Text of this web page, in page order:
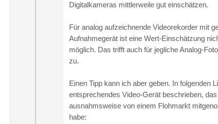
Digitalkameras mittlerweile gut einschätzen.
Für analog aufzeichnende Videorekorder mit
Aufnahmegerät ist eine Wert-Einschätzung
möglich. Das trifft auch für jegliche Analog-
zu.
Einen Tipp kann ich aber geben. In folgenden
entsprechendes Video-Gerät beschrieben,
ausnahmsweise von einem Flohmarkt
habe: